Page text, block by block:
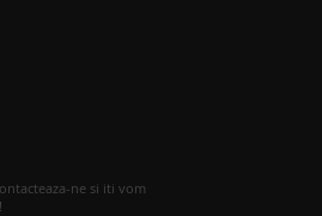
ne si iti vom